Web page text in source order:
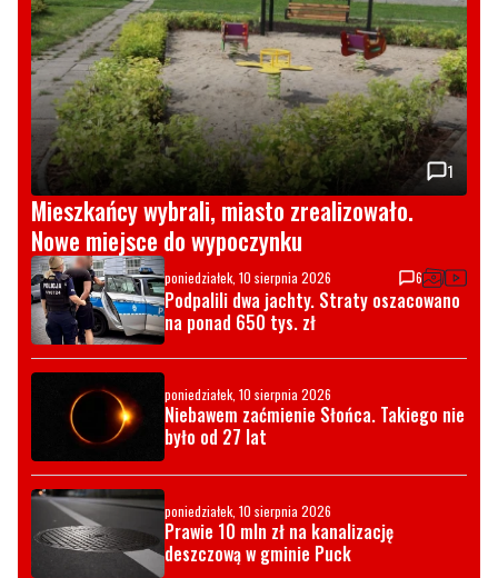
1
Mieszkańcy wybrali, miasto zrealizowało.
Nowe miejsce do wypoczynku
poniedziałek, 10 sierpnia 2026 6
Podpalili dwa jachty. Straty oszacowano
na ponad 650 tys. zł
poniedziałek, 10 sierpnia 2026
Niebawem zaćmienie Słońca. Takiego nie
było od 27 lat
poniedziałek, 10 sierpnia 2026
Prawie 10 mln zł na kanalizację
deszczową w gminie Puck